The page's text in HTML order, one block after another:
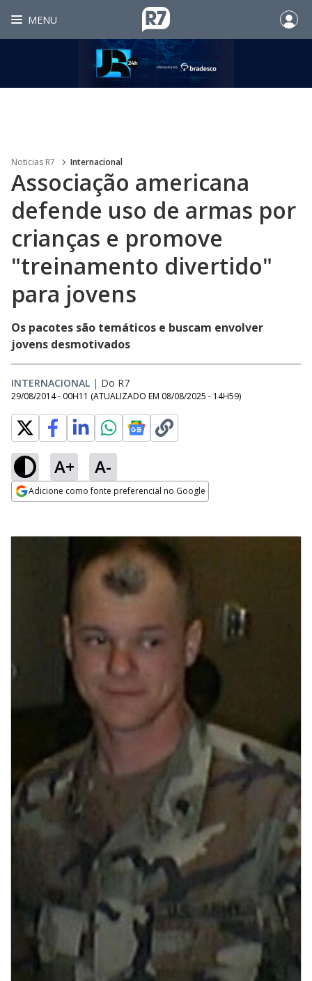
MENU
Noticias R7 Internacional
Associação americana
defende uso de armas por
crianças e promove
"treinamento divertido"
para jovens
Os pacotes são temáticos e buscam envolver
jovens desmotivados
INTERNACIONAL | Do R7
29/08/2014 - 00H11 (ATUALIZADO EM 08/08/2025 - 14H59)
A+ A-
Adicione como fonte preferencial no Google